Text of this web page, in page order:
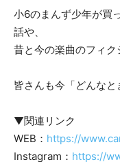
小6のまんず少年が買
話や、
昔と今の楽曲のフィク
皆さんも今「どんなと
▼関連リンク
WEB： https://
Instagram： https://